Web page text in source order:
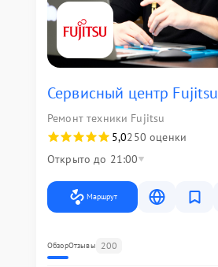
Сервисный центр Fujitsu
Ремонт техники Fujitsu
5,0250 оценки
Открыто до 21:00
Маршрут
ОбзорОтзывы 200